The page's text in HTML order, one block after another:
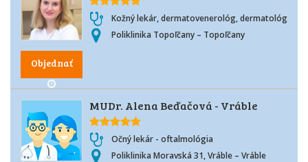
Objednať
Kožný lekár, dermatovenerológ, dermatológ
Poliklinika Topoľčany – Topoľčany
MUDr. Alena Beďačová - Vráble
Očný lekár - oftalmológia
Poliklinika Moravská 31, Vráble – Vráble